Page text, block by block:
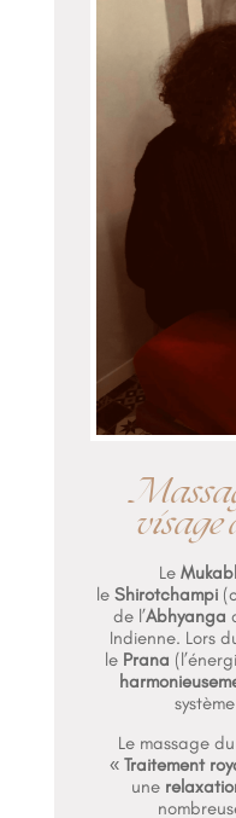
Le
le Shirotchampi
de l’Abhyanga
Indienne. Lors
le Prana
Le massage
« Traitement
une